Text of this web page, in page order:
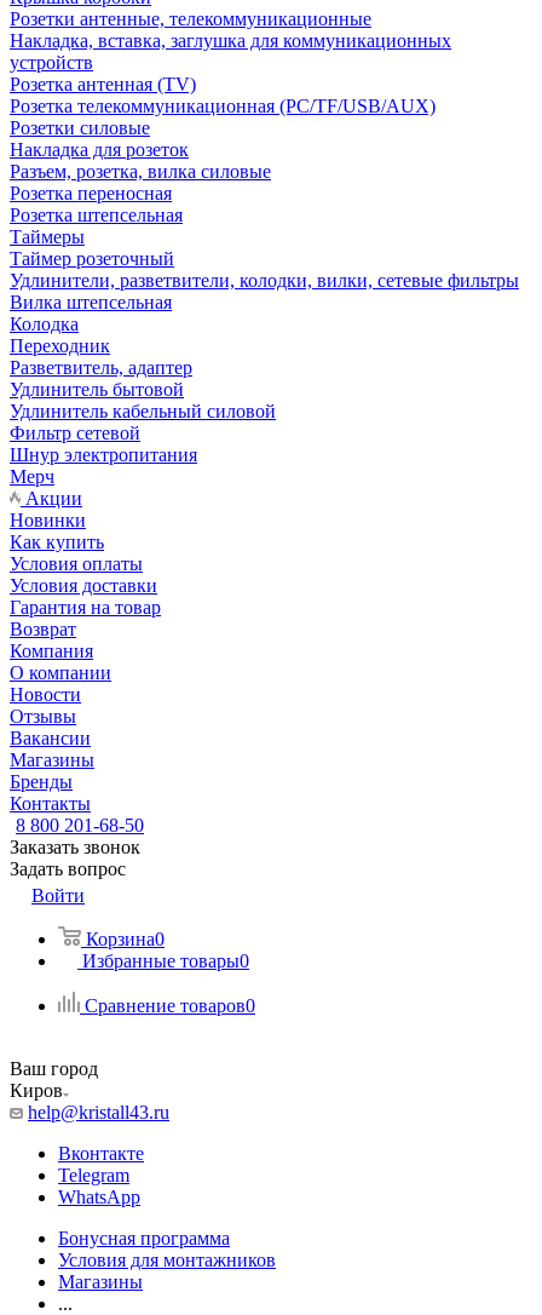
Розетки антенные, телекоммуникационные
Накладка, вставка, заглушка для коммуникационных
устройств
Розетка антенная (TV)
Розетка телекоммуникационная (PC/TF/USB/AUX)
Розетки силовые
Накладка для розеток
Разъем, розетка, вилка силовые
Розетка переносная
Розетка штепсельная
Таймеры
Таймер розеточный
Удлинители, разветвители, колодки, вилки, сетевые фильтры
Вилка штепсельная
Колодка
Переходник
Разветвитель, адаптер
Удлинитель бытовой
Удлинитель кабельный силовой
Фильтр сетевой
Шнур электропитания
Мерч
Акции
Новинки
Как купить
Условия оплаты
Условия доставки
Гарантия на товар
Возврат
Компания
О компании
Новости
Отзывы
Вакансии
Магазины
Бренды
Контакты
8 800 201-68-50
Заказать звонок
Задать вопрос
Войти
Корзина0
Избранные товары0
Сравнение товаров0
Ваш город
Киров
help@kristall43.ru
Вконтакте
Telegram
WhatsApp
Бонусная программа
Условия для монтажников
Магазины
...